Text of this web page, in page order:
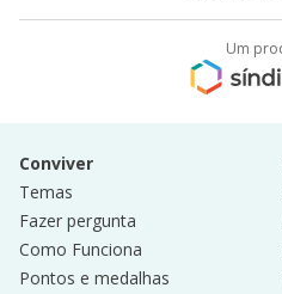
Um
Conviver
Temas
Fazer pergunta
Como Funciona
Pontos e medalhas